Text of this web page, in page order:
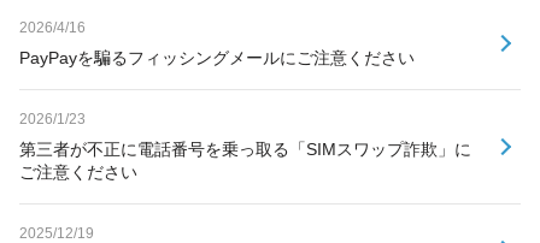
2026/4/16
PayPayを騙るフィッシングメールにご注意ください
2026/1/23
第三者が不正に電話番号を乗っ取る「SIMスワップ詐欺」に
ご注意ください
2025/12/19